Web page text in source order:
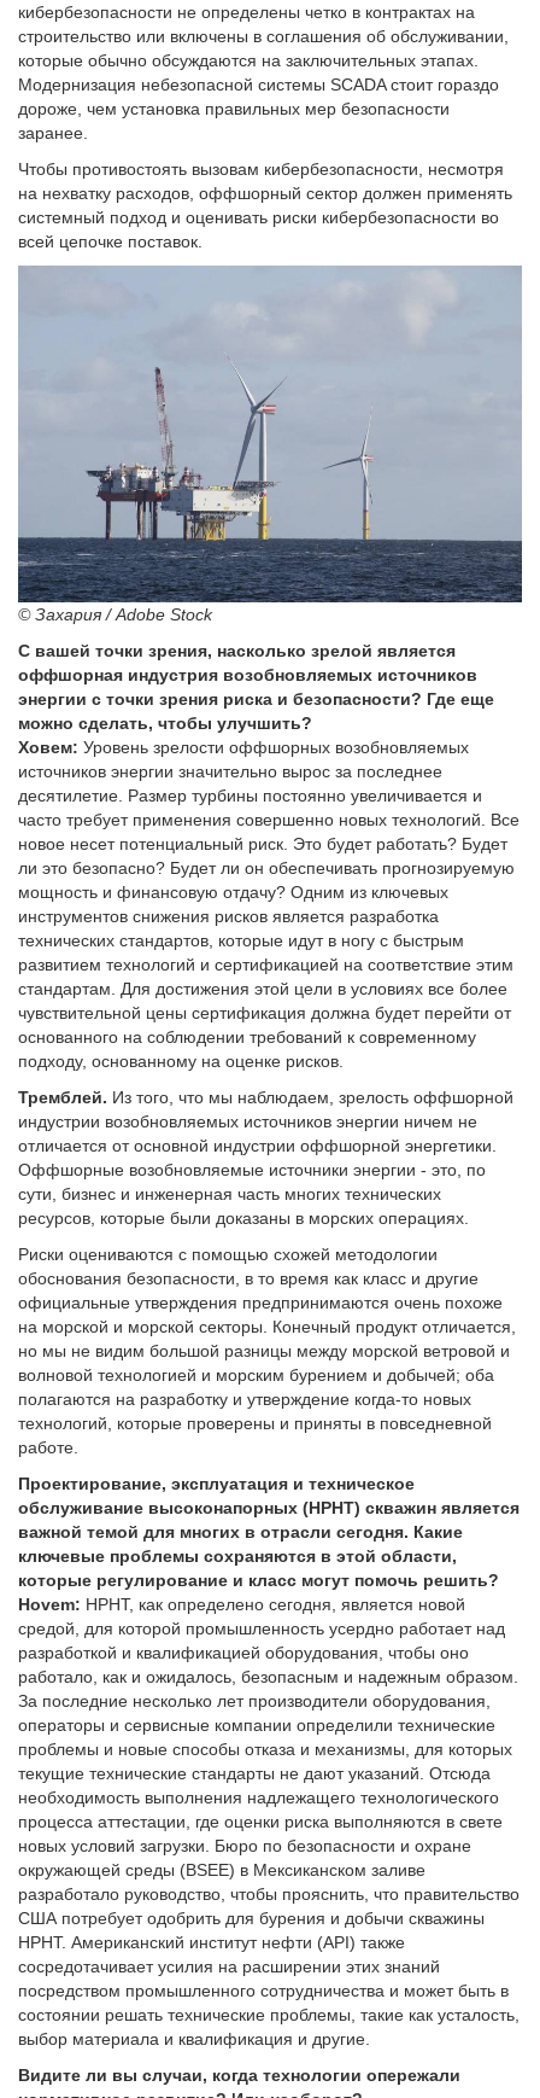
кибербезопасности не определены четко в контрактах на
строительство или включены в соглашения об обслуживании,
которые обычно обсуждаются на заключительных этапах.
Модернизация небезопасной системы SCADA стоит гораздо
дороже, чем установка правильных мер безопасности
заранее.
Чтобы противостоять вызовам кибербезопасности, несмотря
на нехватку расходов, оффшорный сектор должен применять
системный подход и оценивать риски кибербезопасности во
всей цепочке поставок.
© Захария / Adobe Stock
С вашей точки зрения, насколько зрелой является
оффшорная индустрия возобновляемых источников
энергии с точки зрения риска и безопасности? Где еще
можно сделать, чтобы улучшить?
Ховем: Уровень зрелости оффшорных возобновляемых
источников энергии значительно вырос за последнее
десятилетие. Размер турбины постоянно увеличивается и
часто требует применения совершенно новых технологий. Все
новое несет потенциальный риск. Это будет работать? Будет
ли это безопасно? Будет ли он обеспечивать прогнозируемую
мощность и финансовую отдачу? Одним из ключевых
инструментов снижения рисков является разработка
технических стандартов, которые идут в ногу с быстрым
развитием технологий и сертификацией на соответствие этим
стандартам. Для достижения этой цели в условиях все более
чувствительной цены сертификация должна будет перейти от
основанного на соблюдении требований к современному
подходу, основанному на оценке рисков.
Тремблей. Из того, что мы наблюдаем, зрелость оффшорной
индустрии возобновляемых источников энергии ничем не
отличается от основной индустрии оффшорной энергетики.
Оффшорные возобновляемые источники энергии - это, по
сути, бизнес и инженерная часть многих технических
ресурсов, которые были доказаны в морских операциях.
Риски оцениваются с помощью схожей методологии
обоснования безопасности, в то время как класс и другие
официальные утверждения предпринимаются очень похоже
на морской и морской секторы. Конечный продукт отличается,
но мы не видим большой разницы между морской ветровой и
волновой технологией и морским бурением и добычей; оба
полагаются на разработку и утверждение когда-то новых
технологий, которые проверены и приняты в повседневной
работе.
Проектирование, эксплуатация и техническое
обслуживание высоконапорных (HPHT) скважин является
важной темой для многих в отрасли сегодня. Какие
ключевые проблемы сохраняются в этой области,
которые регулирование и класс могут помочь решить?
Hovem: HPHT, как определено сегодня, является новой
средой, для которой промышленность усердно работает над
разработкой и квалификацией оборудования, чтобы оно
работало, как и ожидалось, безопасным и надежным образом.
За последние несколько лет производители оборудования,
операторы и сервисные компании определили технические
проблемы и новые способы отказа и механизмы, для которых
текущие технические стандарты не дают указаний. Отсюда
необходимость выполнения надлежащего технологического
процесса аттестации, где оценки риска выполняются в свете
новых условий загрузки. Бюро по безопасности и охране
окружающей среды (BSEE) в Мексиканском заливе
разработало руководство, чтобы прояснить, что правительство
США потребует одобрить для бурения и добычи скважины
HPHT. Американский институт нефти (API) также
сосредотачивает усилия на расширении этих знаний
посредством промышленного сотрудничества и может быть в
состоянии решать технические проблемы, такие как усталость,
выбор материала и квалификация и другие.
Видите ли вы случаи, когда технологии опережали